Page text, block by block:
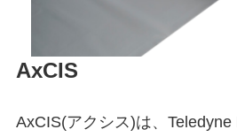
AxCIS
AxCIS(アクシス)は、Teledyne